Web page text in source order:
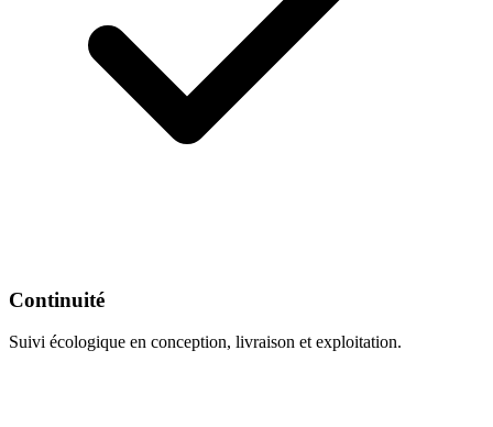
Continuité
Suivi écologique en conception, livraison et exploitation.